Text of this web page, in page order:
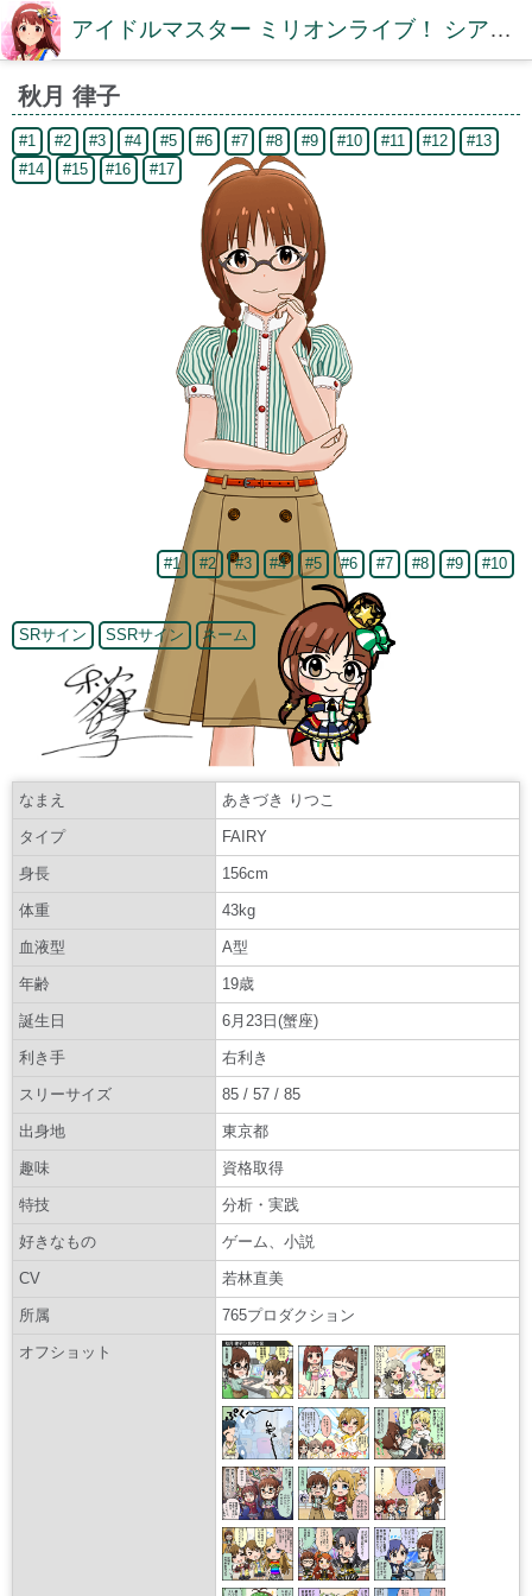
アイドルマスター ミリオンライブ！ シアターデイズDB【ミリシタDB】
秋月 律子
#1 #2 #3 #4 #5 #6 #7 #8 #9 #10 #11 #12
#13
#14
#15 #16 #17
#1 #2 #3 #4 #5 #6 #7 #8 #9 #10
SRサイン SSRサイン ネーム
なまえ あきづき りつこ
タイプ FAIRY
身長 156cm
体重 43kg
血液型 A型
年齢 19歳
誕生日 6月23日(蟹座)
利き手 右利き
スリーサイズ 85 / 57 / 85
出身地 東京都
趣味 資格取得
特技 分析・実践
好きなもの ゲーム、小説
CV 若林直美
所属 765プロダクション
オフショット